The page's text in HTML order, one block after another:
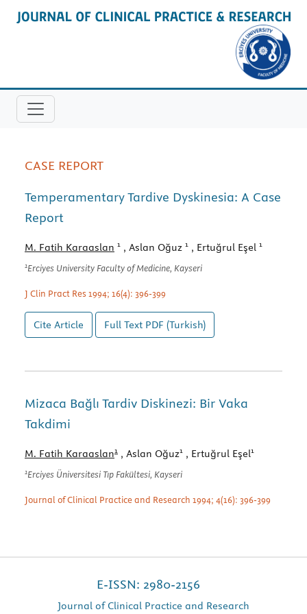
CASE REPORT
Temperamentary Tardive Dyskinesia: A Case
Report
M. Fatih Karaaslan 1 , Aslan Oğuz 1 , Ertuğrul Eşel 1
1Erciyes University Faculty of Medicine, Kayseri
J Clin Pract Res 1994; 16(4): 396-399
Cite Article Full Text PDF (Turkish)
Mizaca Bağlı Tardiv Diskinezi: Bir Vaka
Takdimi
M. Fatih Karaaslan1 , Aslan Oğuz1 , Ertuğrul Eşel1
1Erciyes Üniversitesi Tıp Fakültesi, Kayseri
Journal of Clinical Practice and Research 1994; 4(16): 396-399
E-ISSN: 2980-2156
Journal of Clinical Practice and Research